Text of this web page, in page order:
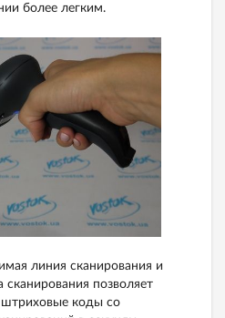
более легким.
линия сканирования и
сканирования позволяет
коды со